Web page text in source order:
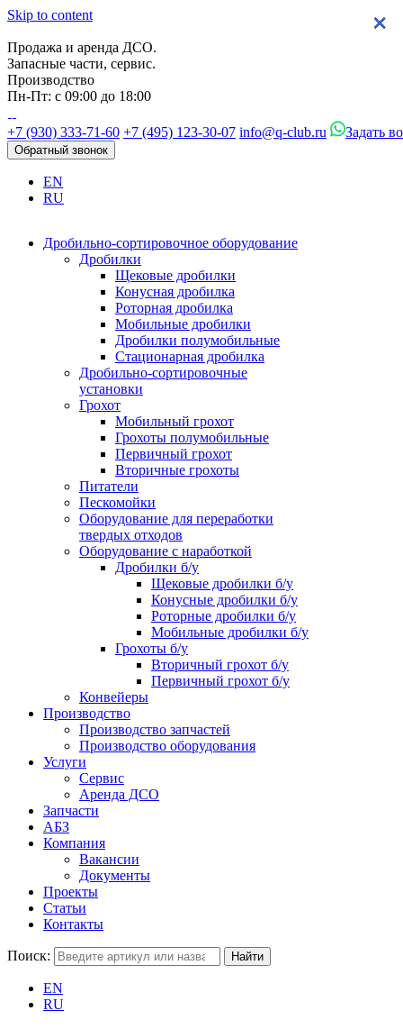
Skip to content
Продажа и аренда ДСО.
Запасные части, сервис.
Производство
Пн-Пт: с 09:00 до 18:00
+7 (930) 333-71-60 +7 (495) 123-30-07 info@q-club.ru Задать
Обратный звонок
EN
RU
Дробильно-сортировочное оборудование
Дробилки
Щековые дробилки
Конусная дробилка
Роторная дробилка
Мобильные дробилки
Дробилки полумобильные
Стационарная дробилка
Дробильно-сортировочные
установки
Грохот
Мобильный грохот
Грохоты полумобильные
Первичный грохот
Вторичные грохоты
Питатели
Пескомойки
Оборудование для переработки
твердых отходов
Оборудование с наработкой
Дробилки б/у
Щековые дробилки б/у
Конусные дробилки б/у
Роторные дробилки б/у
Мобильные дробилки б/у
Грохоты б/у
Вторичный грохот б/у
Первичный грохот б/у
Конвейеры
Производство
Производство запчастей
Производство оборудования
Услуги
Сервис
Аренда ДСО
Запчасти
АБЗ
Компания
Вакансии
Документы
Проекты
Статьи
Контакты
Поиск:
EN
RU
×
×
×
×